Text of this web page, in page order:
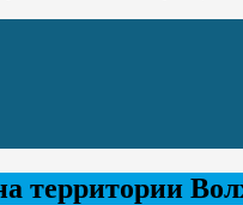
территории